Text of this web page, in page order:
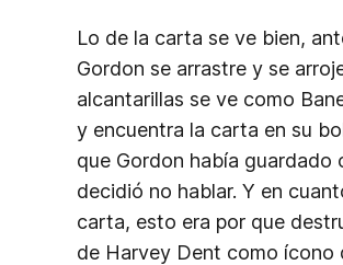
Lo de la carta se ve bien,
Gordon se arrastre y se
alcantarillas se ve como
y encuentra la carta en su
que Gordon había guardado
decidió no hablar. Y en
carta, esto era por que
de Harvey Dent como ícono